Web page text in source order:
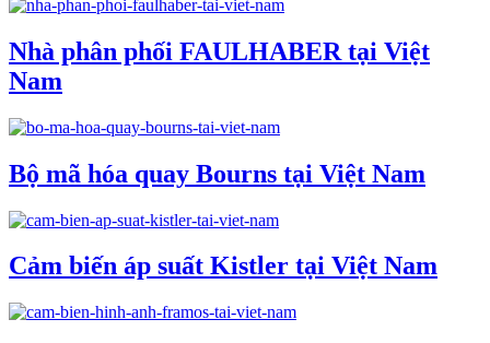
Nhà phân phối FAULHABER tại Việt
Nam
Bộ mã hóa quay Bourns tại Việt Nam
Cảm biến áp suất Kistler tại Việt Nam